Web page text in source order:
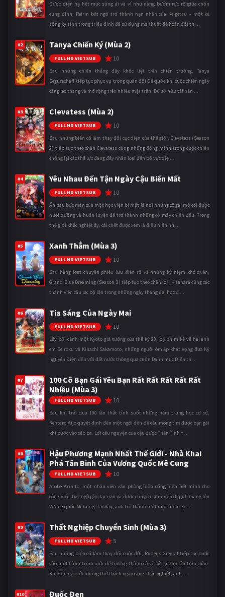
Được điện hạ hết mực sủng ái và ví như nàng bướm rực rỡ giữa chốn
cung đình, Reirin bất ngờ trở thành nạn nhân của Keigetsu – một kẻ
sống ký sinh trong triều đình đã sử dụng ma thuật để hoán đổi th ...
#2 Tanya Chiến Ký (Mùa 2)
FULL HD VIETSUB 10
Sau những chiến thắng đầy khốc liệt trên chiến trường, Tanya
Degurechaff tiếp tục phục vụ trong quân đội Đế quốc khi cuộc chiến ngày
càng leo thang và mở rộng trên nhiều mặt trận. Dù sở hữu tài năn ...
#3 Clevatess (Mùa 2)
FULL HD VIETSUB 10
Sau những biến cố làm thay đổi cục diện của thế giới, Clevatess (Season
2) tiếp tục theo chân Clevatess cùng những đồng minh trong cuộc chiến
chống lại các thế lực đang đẩy nhân loại đến bờ vực diệ ...
#4 Yêu Nhau Đến Tận Ngày Cậu Biến Mất
FULL HD VIETSUB 10
Ẩn sau bức màn của một học viện bí mật là nơi những cô gái mồ côi được
nuôi dưỡng và huấn luyện để trở thành những cỗ máy chiến đấu. Trong
thế giới khắc nghiệt ấy, cái chết được xem là điều hiển nh ...
#5 Xanh Thẳm (Mùa 3)
FULL HD VIETSUB 10
Sau hàng loạt chuyến phiêu lưu điên rồ và những kỷ niệm khó quên,
Grand Blue Dreaming (Season 3) tiếp tục theo chân Iori Kitahara cùng các
thành viên câu lạc bộ lặn trong những ngày tháng đại học đ ...
#6 Tia Sáng Của Ngày Mai
FULL HD VIETSUB 10
Lấy bối cảnh một Kyoto giả tưởng của thế kỷ 20, bộ phim kể về hai anh
em Seiroku và Kihachi Sakamoto, những người ôm ấp khát vọng đưa Kỷ
nguyên Điện đến với đất nước thông qua cuốn Danh mục Điện th ...
#7
100 Cô Bạn Gái Yêu Bạn Rất Rất Rất Rất Rất
Nhiều (Mùa 3)
FULL HD VIETSUB 10
Sau khi trải qua 100 lần thất tình suốt những năm trung học cơ sở,
Rentaro Aijo quyết định đến một ngôi đền để cầu mong tìm được bạn gái
khi bước vào cấp ba. Lời cầu nguyện của cậu được Thần Tình Y ...
#8
Hậu Phương Mạnh Nhất Thế Giới - Nhà Khai
Phá Tân Binh Của Vương Quốc Mê Cung
FULL HD VIETSUB 10
Atobe Arihito, một nhân viên văn phòng luôn cống hiến hết mình cho
công việc, bất ngờ gặp tai nạn và được chuyển sinh đến dị giới mang tên
Vương quốc Mê Cung. Tại đây, anh trở thành một mạo hiểm gi ...
#9 Thất Nghiệp Chuyển Sinh (Mùa 3)
FULL HD VIETSUB 5
Sau những biến cố làm thay đổi cuộc đời, Rudeus Greyrat tiếp tục bước
vào một hành trình mới để trưởng thành cả về sức mạnh lẫn tinh thần.
Khi đối mặt với những thử thách ngày càng khắc nghiệt, anh ...
#10 Đuốc Đen